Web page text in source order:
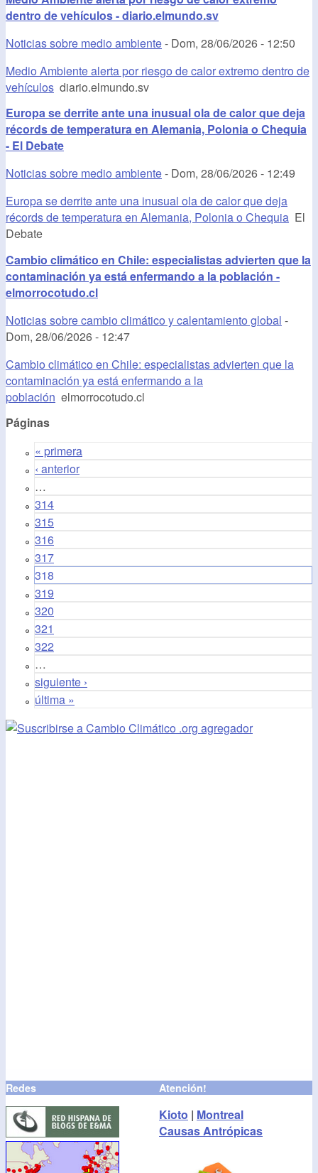
dentro de vehículos - diario.elmundo.sv
Noticias sobre medio ambiente- Dom, 28/06/2026 - 12:50
Medio Ambiente alerta por riesgo de calor extremo dentro de
vehículos diario.elmundo.sv
Europa se derrite ante una inusual ola de calor que deja
récords de temperatura en Alemania, Polonia o Chequia
- El Debate
Noticias sobre medio ambiente- Dom, 28/06/2026 - 12:49
Europa se derrite ante una inusual ola de calor que deja
récords de temperatura en Alemania, Polonia o Chequia El
Debate
Cambio climático en Chile: especialistas advierten que la
contaminación ya está enfermando a la población -
elmorrocotudo.cl
Noticias sobre cambio climático y calentamiento global -
Dom, 28/06/2026 - 12:47
Cambio climático en Chile: especialistas advierten que la
contaminación ya está enfermando a la
población elmorrocotudo.cl
Páginas
« primera
‹ anterior
…
314
315
316
317
318
319
320
321
322
…
siguiente ›
última »
Redes Atención!
Kioto | Montreal
Causas Antrópicas